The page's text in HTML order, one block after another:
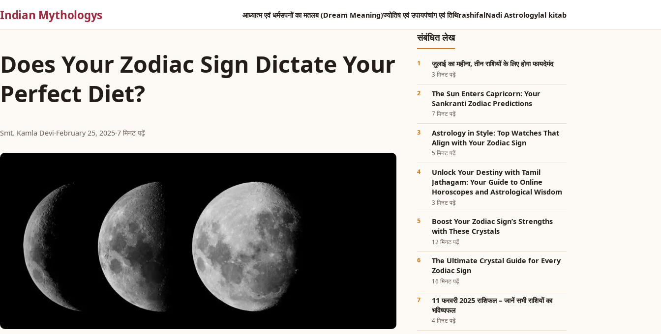
Indian Mythologys आध्यात्म एवं धर्मसपनों का मतलब (Dream Meaning)ज्योतिष एवं उपायपंचांग एवं तिथिrashifalNadi Astrologylal kitab
Does Your Zodiac Sign Dictate Your
Perfect Diet?
Smt. Kamla Devi·February 25, 2025·7 मिनट पढ़ें
संबंधित लेख
जुलाई का महीना, तीन राशियों के लिए होगा फायदेमंद
3 मिनट पढ़ें
The Sun Enters Capricorn: Your
Sankranti Zodiac Predictions
7 मिनट पढ़ें
Astrology in Style: Top Watches That
Align with Your Zodiac Sign
5 मिनट पढ़ें
Unlock Your Destiny with Tamil
Jathagam: Your Guide to Online
Horoscopes and Astrological Wisdom
3 मिनट पढ़ें
Boost Your Zodiac Sign’s Strengths
with These Crystals
12 मिनट पढ़ें
The Ultimate Crystal Guide for Every
Zodiac Sign
16 मिनट पढ़ें
11 फरवरी 2025 राशिफल – जानें सभी राशियों का
भविष्यफल
4 मिनट पढ़ें